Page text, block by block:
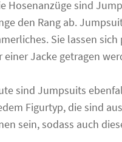
Hosenanzüge sind
den Rang ab.
Sie lassen
einer Jacke getragen
sind Jumpsuits
Figurtyp, die sind
sein, sodass auch